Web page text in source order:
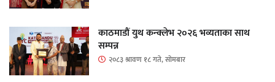
काठमाडौं युथ कन्क्लेभ २०२६ भव्यताका साथ
सम्पन्न
२०८३ श्रावण १८ गते, सोमबार